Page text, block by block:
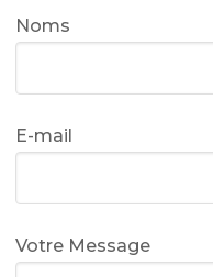
Noms
E-mail
Votre Message